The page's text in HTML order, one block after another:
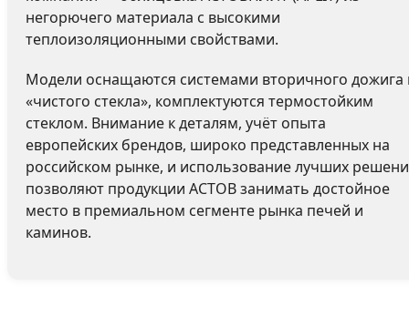
негорючего материала с высокими
теплоизоляционными свойствами.
Модели оснащаются системами вторичного дожига
«чистого стекла», комплектуются термостойким
стеклом. Внимание к деталям, учёт опыта
европейских брендов, широко представленных на
российском рынке, и использование лучших
позволяют продукции АСТОВ занимать достойное
место в премиальном сегменте рынка печей и
каминов.